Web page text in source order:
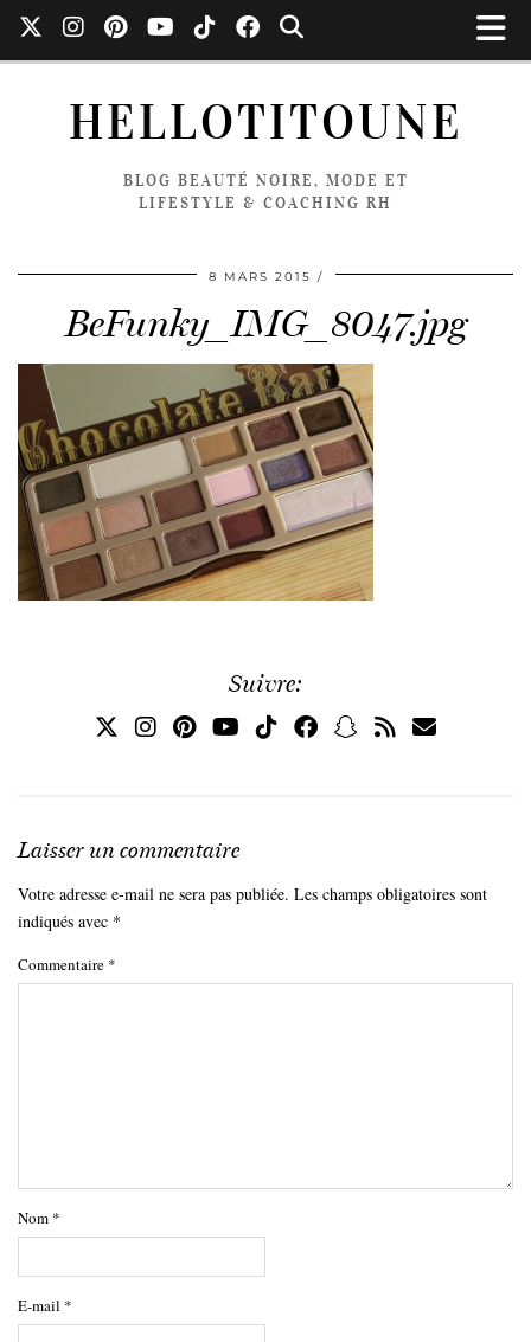
HELLOTITOUNE
BLOG BEAUTÉ NOIRE, MODE ET
LIFESTYLE & COACHING RH
8 MARS 2015
BeFunky_IMG_8047.jpg
Suivre:
Laisser un commentaire
Votre adresse e-mail ne sera pas publiée. Les champs obligatoires sont
indiqués avec *
Commentaire *
Nom *
E-mail *